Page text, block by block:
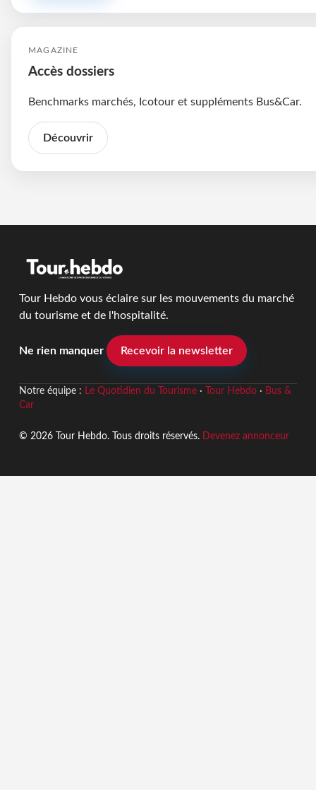
MAGAZINE
Accès dossiers
Benchmarks marchés, Icotour et suppléments Bus&Car.
Découvrir
Tour Hebdo vous éclaire sur les mouvements du marché
du tourisme et de l'hospitalité.
Ne rien manquer Recevoir la newsletter
Notre équipe : Le Quotidien du Tourisme· Tour Hebdo· Bus &
Car
© 2026 Tour Hebdo. Tous droits réservés. Devenez annonceur